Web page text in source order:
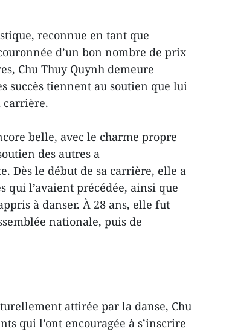
reconnue en tant que
d’un bon nombre de prix
Chu Thuy Quynh demeure
succès tiennent au soutien que lui
carrière.
belle, avec le charme propre
des autres a
Dès le début de sa carrière, elle a
qui l’avaient précédée, ainsi que
à danser. À 28 ans, elle fut
nationale, puis de
attirée par la danse, Chu
qui l’ont encouragée à s’inscrire